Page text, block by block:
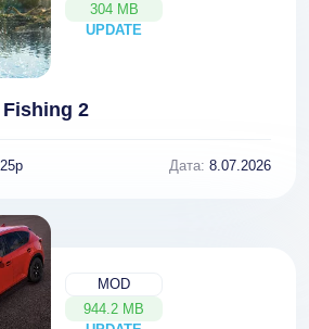
304 MB
UPDATE
NEW
2
Дата: 8.07.2026
MOD
944.2 MB